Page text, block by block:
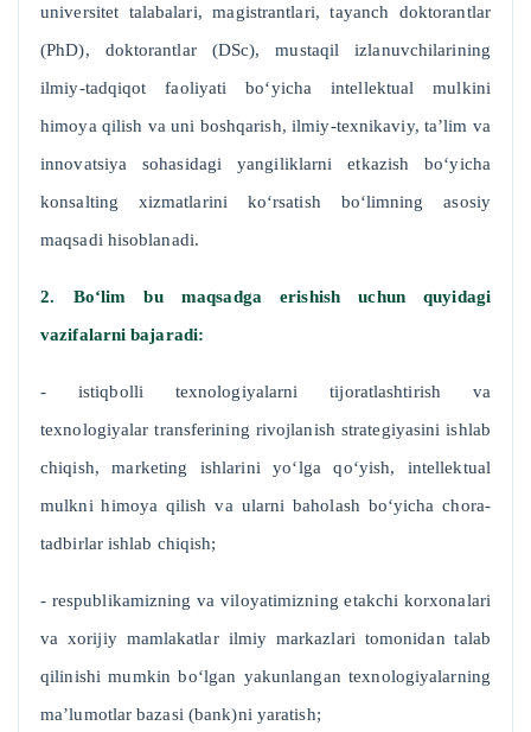
universitet talabalari, magistrantlari, tayanch doktorantlar
(PhD), doktorantlar (DSc), mustaqil izlanuvchilarining
ilmiy-tadqiqot faoliyati bo‘yicha intellektual mulkini
himoya qilish va uni boshqarish, ilmiy-texnikaviy, ta’lim va
innovatsiya sohasidagi yangiliklarni etkazish bo‘yicha
konsalting xizmatlarini ko‘rsatish bo‘limning asosiy
maqsadi hisoblanadi.
2. Bo‘lim bu maqsadga erishish uchun quyidagi
vazifalarni bajaradi:
- istiqbolli texnologiyalarni tijoratlashtirish va
texnologiyalar transferining rivojlanish strategiyasini ishlab
chiqish, marketing ishlarini yo‘lga qo‘yish, intellektual
mulkni himoya qilish va ularni baholash bo‘yicha chora-
tadbirlar ishlab chiqish;
- respublikamizning va viloyatimizning etakchi korxonalari
va xorijiy mamlakatlar ilmiy markazlari tomonidan talab
qilinishi mumkin bo‘lgan yakunlangan texnologiyalarning
ma’lumotlar bazasi (bank)ni yaratish;